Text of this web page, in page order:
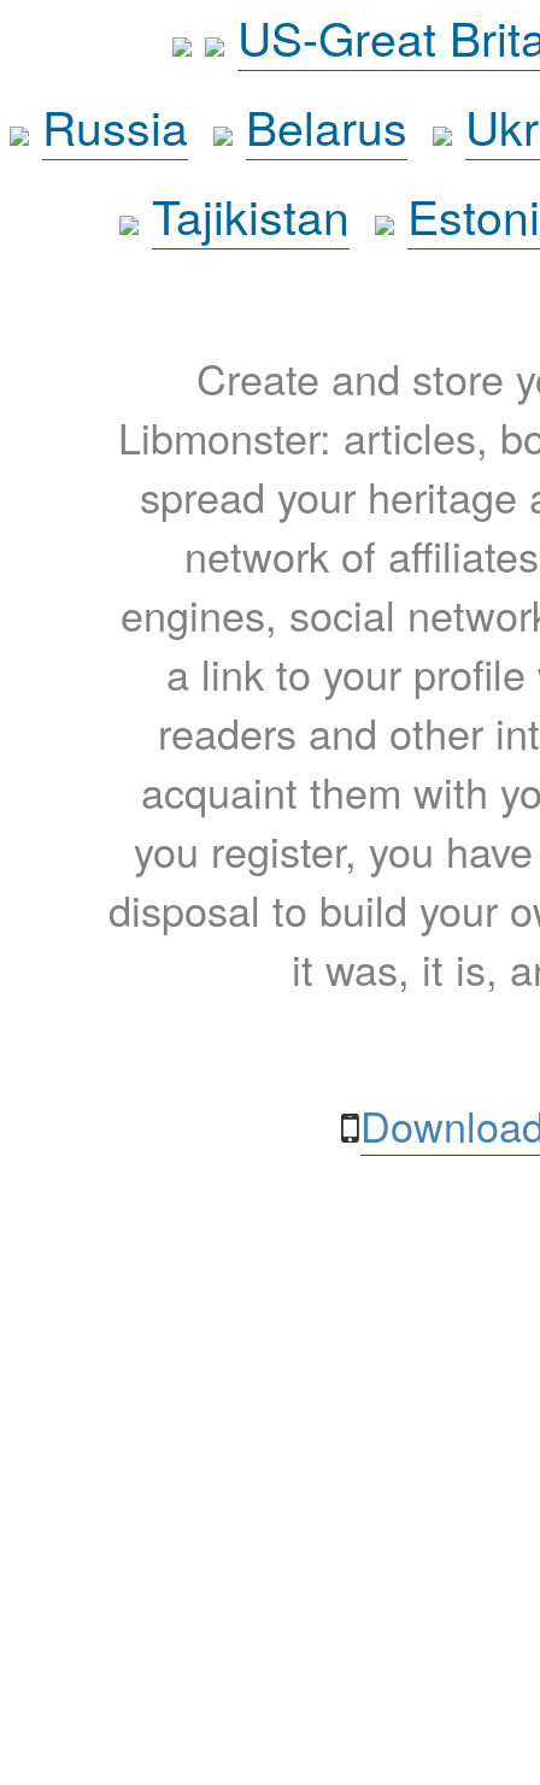
US-Great
Russia
Belarus
Tajikistan
Create and store
Libmonster: articles,
spread your heritage
network of
engines, social
a link to your
readers and other
acquaint them with
you register, you
disposal to build your
it was, it is,